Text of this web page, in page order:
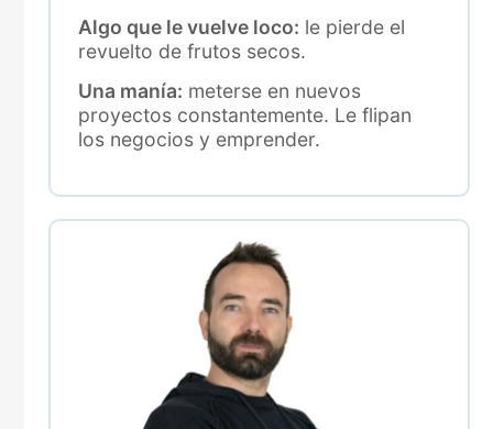
Algo que le vuelve loco: le pierde el
revuelto de frutos secos.
Una manía: meterse en nuevos
proyectos constantemente. Le flipan
los negocios y emprender.